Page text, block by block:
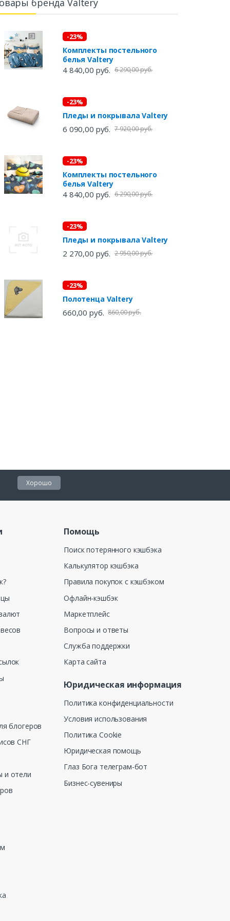
-23%
Комплекты постельного
белья Valtery
4 840,00 руб. 6 290,00 руб.
-23%
Пледы и покрывала Valtery
6 090,00 руб. 7 920,00 руб.
-23%
Комплекты постельного
белья Valtery
4 840,00 руб. 6 290,00 руб.
-23%
Пледы и покрывала Valtery
2 270,00 руб. 2 950,00 руб.
-23%
Полотенца Valtery
660,00 руб. 860,00 руб.
Хорошо
блогеров
СНГ
и отели
Помощь
Поиск потерянного кэшбэка
Калькулятор кэшбэка
Правила покупок с кэшбэком
Офлайн-кэшбэк
Маркетплейс
Вопросы и ответы
Служба поддержки
Карта сайта
Юридическая информация
Политика конфиденциальности
Условия использования
Политика Cookie
Юридическая помощь
Глаз Бога телеграм-бот
Бизнес-сувениры